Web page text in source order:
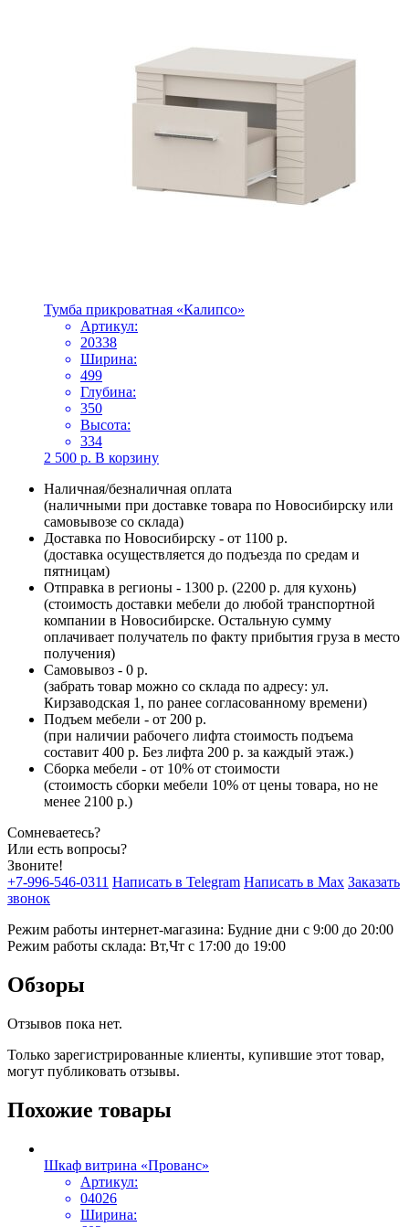
Тумба прикроватная «Калипсо»
Артикул:
20338
Ширина:
499
Глубина:
350
Высота:
334
2 500 р. В корзину
Наличная/безналичная оплата
(наличными при доставке товара по Новосибирску или
самовывозе со склада)
Доставка по Новосибирску - от 1100 р.
(доставка осуществляется до подъезда по средам и
пятницам)
Отправка в регионы - 1300 р. (2200 р. для кухонь)
(стоимость доставки мебели до любой транспортной
компании в Новосибирске. Остальную сумму
оплачивает получатель по факту прибытия груза в место
получения)
Самовывоз - 0 р.
(забрать товар можно со склада по адресу: ул.
Кирзаводская 1, по ранее согласованному времени)
Подъем мебели - от 200 р.
(при наличии рабочего лифта стоимость подъема
составит 400 р. Без лифта 200 р. за каждый этаж.)
Сборка мебели - от 10% от стоимости
(стоимость сборки мебели 10% от цены товара, но не
менее 2100 р.)
Сомневаетесь?
Или есть вопросы?
Звоните!
+7-996-546-0311 Написать в Telegram Написать в Max Заказать
звонок
Режим работы интернет-магазина: Будние дни с 9:00 до 20:00
Режим работы склада: Вт,Чт с 17:00 до 19:00
Обзоры
Отзывов пока нет.
Только зарегистрированные клиенты, купившие этот товар,
могут публиковать отзывы.
Похожие товары
Шкаф витрина «Прованс»
Артикул:
04026
Ширина: